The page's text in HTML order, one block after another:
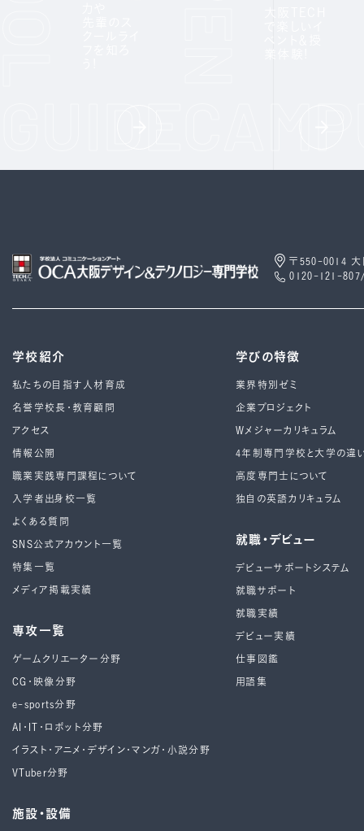
で楽しいイ
ベント＆授
業体験!
〒550-0014 大
0120-121-
学校紹介
私たちの目指す人材育成
名誉学校長・教育顧問
アクセス
情報公開
職業実践専門課程について
入学者出身校一覧
よくある質問
SNS公式アカウント一覧
特集一覧
メディア掲載実績
専攻一覧
ゲームクリエーター分野
CG・映像分野
e-sports分野
AI・IT・ロボット分野
イラスト・アニメ・デザイン・マンガ・小説分野
VTuber分野
施設・設備
学びの特徴
業界特別ゼミ
企業プロジェクト
Wメジャーカリキュラム
4年制専⾨学校と⼤学の違
高度専門士について
独自の英語カリキュラム
就職・デビュー
デビューサポートシステム
就職サポート
就職実績
デビュー実績
仕事図鑑
用語集